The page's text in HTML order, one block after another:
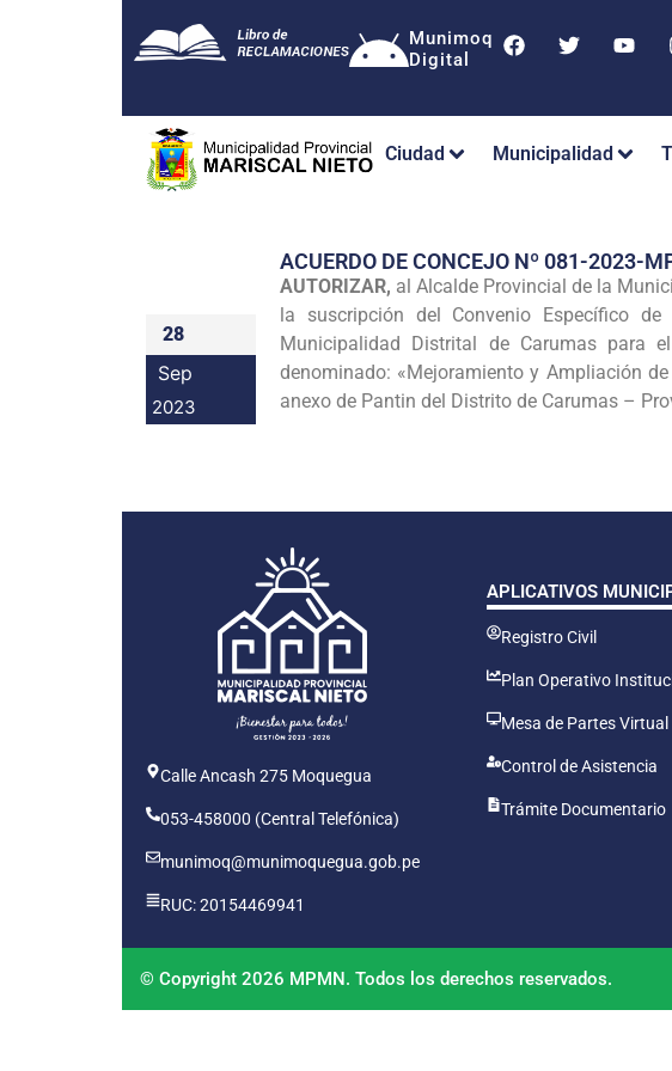
Munimoq
Digital
Ciudad Municipalidad
28
Sep
2023
ACUERDO DE CONCEJO Nº 081-2023-
AUTORIZAR, al Alcalde Provincial de la
la suscripción del Convenio Específico
Municipalidad Distrital de Carumas para
denominado: «Mejoramiento y Ampliación
anexo de Pantin del Distrito de Carumas –
Calle Ancash 275 Moquegua
053-458000 (Central Telefónica)
munimoq@munimoquegua.gob.pe
RUC: 20154469941
APLICATIVOS
Registro Civil
Plan Operativo
Mesa de Partes Virtual
Control de Asistencia
Trámite Documentario
© Copyright 2026 MPMN. Todos los derechos reservados.